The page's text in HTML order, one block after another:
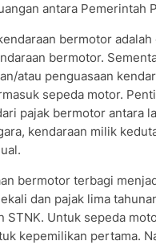
antara Pemerintah
bermotor
bermotor.
atau penguasaan
sepeda motor.
pajak bermotor antara
kendaraan milik
bermotor terbagi
dan pajak lima
STNK. Untuk sepeda
kepemilikan pertama.